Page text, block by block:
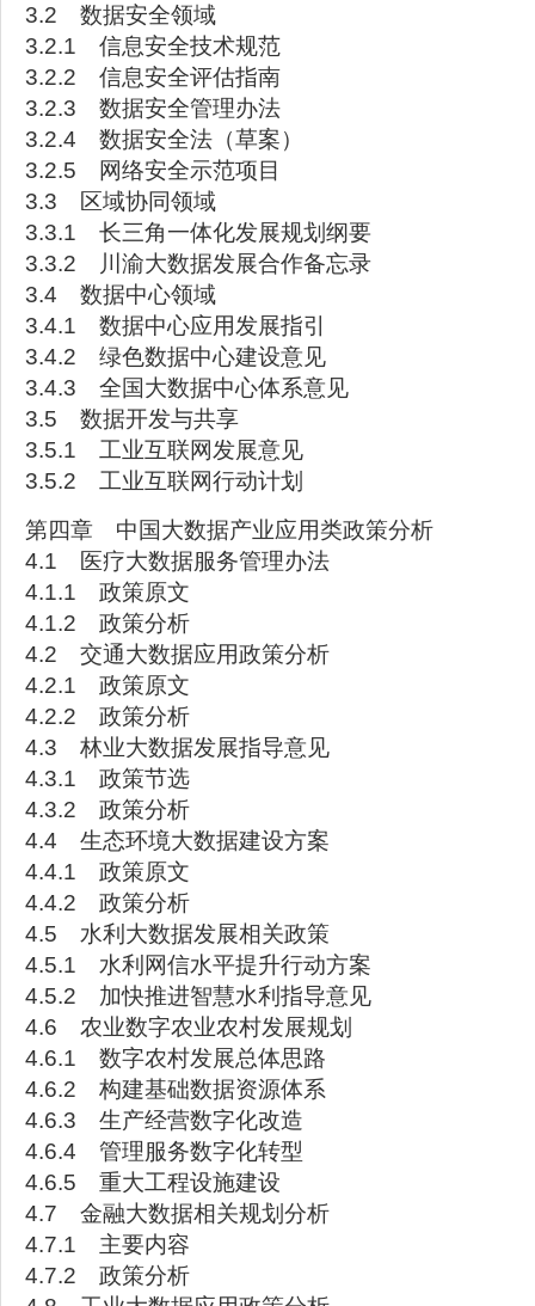
3.2 数据安全领域
3.2.1 信息安全技术规范
3.2.2 信息安全评估指南
3.2.3 数据安全管理办法
3.2.4 数据安全法（草案）
3.2.5 网络安全示范项目
3.3 区域协同领域
3.3.1 长三角一体化发展规划纲要
3.3.2 川渝大数据发展合作备忘录
3.4 数据中心领域
3.4.1 数据中心应用发展指引
3.4.2 绿色数据中心建设意见
3.4.3 全国大数据中心体系意见
3.5 数据开发与共享
3.5.1 工业互联网发展意见
3.5.2 工业互联网行动计划
第四章 中国大数据产业应用类政策分析
4.1 医疗大数据服务管理办法
4.1.1 政策原文
4.1.2 政策分析
4.2 交通大数据应用政策分析
4.2.1 政策原文
4.2.2 政策分析
4.3 林业大数据发展指导意见
4.3.1 政策节选
4.3.2 政策分析
4.4 生态环境大数据建设方案
4.4.1 政策原文
4.4.2 政策分析
4.5 水利大数据发展相关政策
4.5.1 水利网信水平提升行动方案
4.5.2 加快推进智慧水利指导意见
4.6 农业数字农业农村发展规划
4.6.1 数字农村发展总体思路
4.6.2 构建基础数据资源体系
4.6.3 生产经营数字化改造
4.6.4 管理服务数字化转型
4.6.5 重大工程设施建设
4.7 金融大数据相关规划分析
4.7.1 主要内容
4.7.2 政策分析